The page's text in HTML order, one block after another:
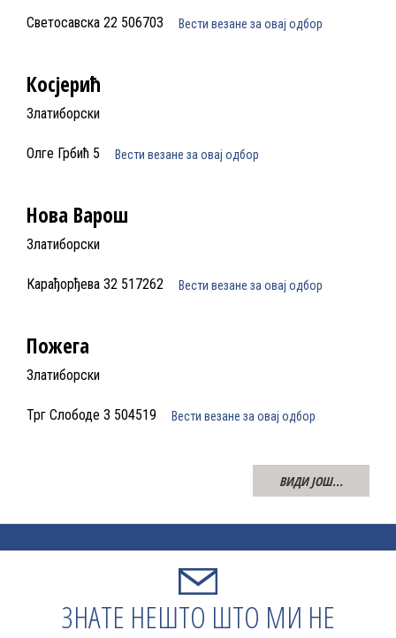
Светосавска 22 506703 Вести везане за овај одбор
Косјерић
Златиборски
Олге Грбић 5 Вести везане за овај одбор
Нова Варош
Златиборски
Карађорђева 32 517262 Вести везане за овај одбор
Пожега
Златиборски
Трг Слободе 3 504519 Вести везане за овај одбор
ВИДИ ЈОШ...
ЗНАТЕ НЕШТО ШТО МИ НЕ